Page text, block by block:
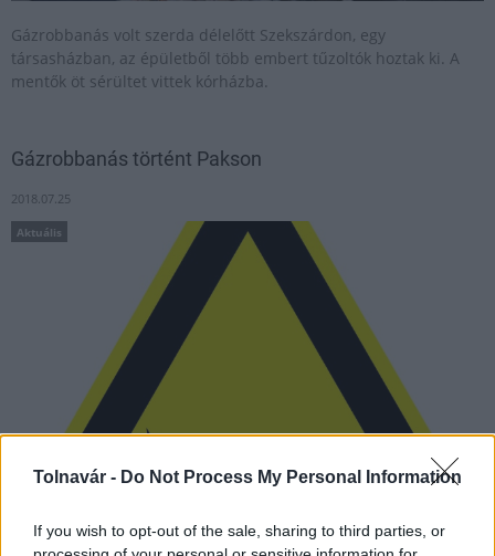
Tolnavár - Do Not Process My Personal Information
If you wish to opt-out of the sale, sharing to third parties, or
Gázrobbanás volt szerda délelőtt Szekszárdon, egy
társasházban, az épületből több embert tűzoltók hoztak ki. A
mentők öt sérültet vittek kórházba.
Gázrobbanás történt Pakson
2018.07.25
Aktuális
Egy ember súlyosan megsérült.